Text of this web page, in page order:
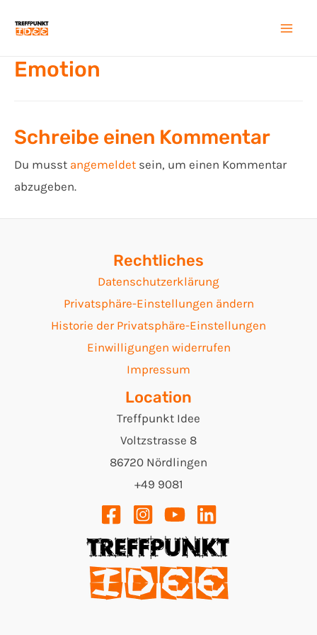
Inhalt
Emotion
Schreibe einen Kommentar
Du musst angemeldet sein, um einen Kommentar
abzugeben.
Rechtliches
Datenschutzerklärung
Privatsphäre-Einstellungen ändern
Historie der Privatsphäre-Einstellungen
Einwilligungen widerrufen
Impressum
Location
Treffpunkt Idee
Voltzstrasse 8
86720 Nördlingen
+49 9081